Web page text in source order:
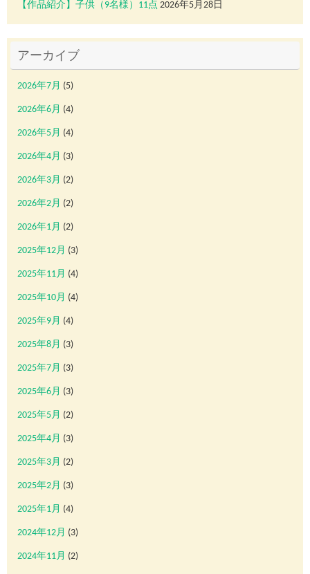
【作品紹介】子供（9名様）11点 2026年5月28日
アーカイブ
2026年7月 (5)
2026年6月 (4)
2026年5月 (4)
2026年4月 (3)
2026年3月 (2)
2026年2月 (2)
2026年1月 (2)
2025年12月 (3)
2025年11月 (4)
2025年10月 (4)
2025年9月 (4)
2025年8月 (3)
2025年7月 (3)
2025年6月 (3)
2025年5月 (2)
2025年4月 (3)
2025年3月 (2)
2025年2月 (3)
2025年1月 (4)
2024年12月 (3)
2024年11月 (2)